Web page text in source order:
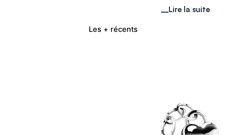
Les + récents
Lire la suite